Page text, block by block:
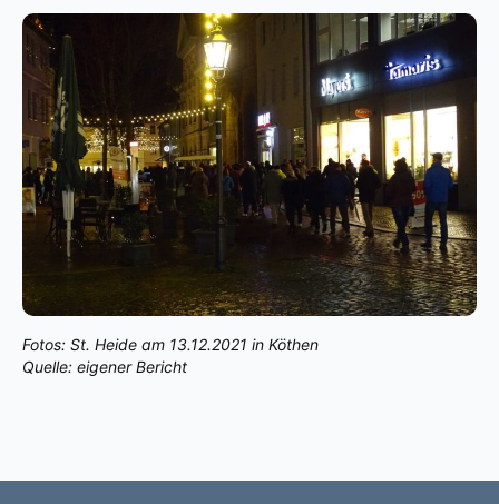
Fotos: St. Heide am 13.12.2021 in Köthen
Quelle: eigener Bericht